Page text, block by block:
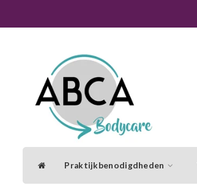
Praktijkbenodigdheden